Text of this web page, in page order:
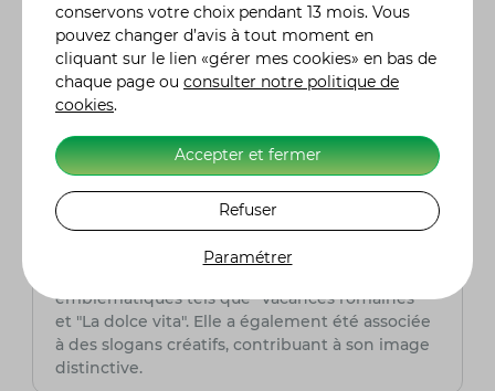
Qu'est-ce qui a inspiré le nom "Vespa" pour
ce scooter emblématique ?
Enrico Piaggio, le fondateur de Piaggio & Co, a
choisi le nom "Vespa" lorsqu'il a découvert le
prototype du modèle. Sa réaction spontanée,
ce nom évocateur.
Comment la Vespa a-t-elle marqué la
culture populaire au fil des décennies ?
La Vespa est devenue un symbole mondial de
emblématiques tels que "Vacances romaines"
et "La dolce vita". Elle a également été associée
à des slogans créatifs, contribuant à son image
distinctive.
conservons votre choix pendant 13 mois. Vous
pouvez changer d’avis à tout moment en
cliquant sur le lien «gérer mes cookies» en bas de
chaque page ou consulter notre politique de
cookies.
Accepter et fermer
Refuser
Paramétrer